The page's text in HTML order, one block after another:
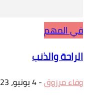
في المهم
الراحة والذنب
وفاء مرزوق-4 يونيو، 2023